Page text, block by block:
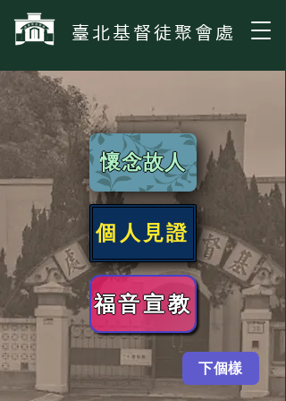
​臺北基督徒聚會處
懷念故人
個人見證
下個樣
福音宣教